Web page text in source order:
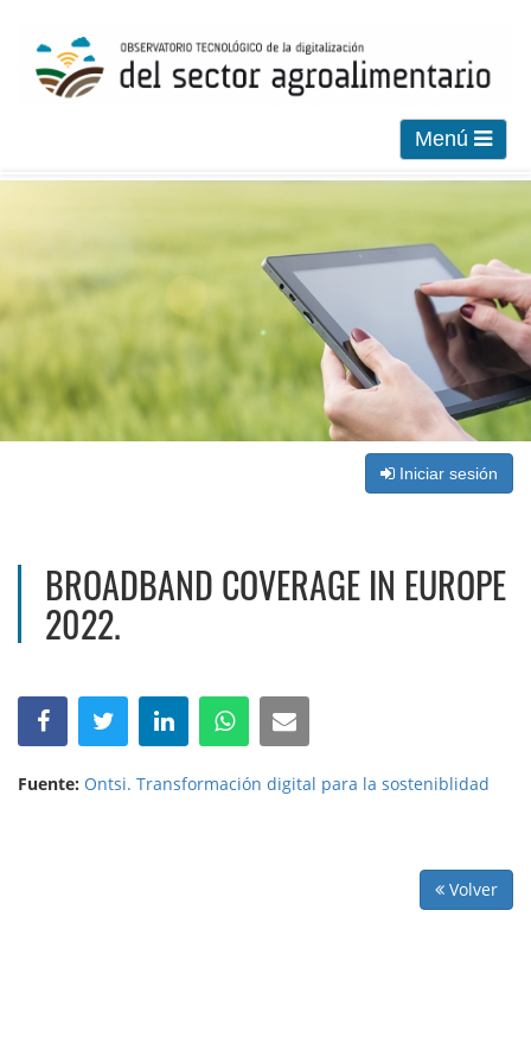
Menú
Iniciar sesión
BROADBAND COVERAGE IN EUROPE
2022.
Fuente: Ontsi. Transformación digital para la sosteniblidad
Volver